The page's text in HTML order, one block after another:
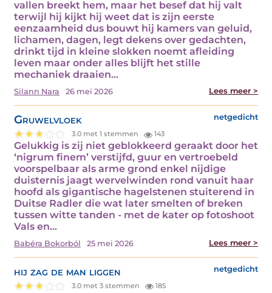
vallen breekt hem, maar het besef dat hij valt
terwijl hij kijkt hij weet dat is zijn eerste
eenzaamheid dus bouwt hij kamers van geluid,
lichamen, dagen, legt dekens over gedachten,
drinkt tijd in kleine slokken noemt afleiding
leven maar onder alles blijft het stille
mechaniek draaien…
Silann Nara 26 mei 2026 Lees meer >
Gruwelvloek netgedicht
3.0 met 1 stemmen 143
Gelukkig is zij niet geblokkeerd geraakt door het
‘nigrum finem’ verstijfd, guur en vertroebeld
voorspelbaar als arme grond enkel nijdige
duisternis jaagt wervelwinden rond vanuit haar
hoofd als gigantische hagelstenen stuiterend in
Duitse Radler die wat later smelten of breken
tussen witte tanden - met de kater op fotoshoot
Vals en…
Babéra Bokorból 25 mei 2026 Lees meer >
hij zag de man liggen netgedicht
3.0 met 3 stemmen 185